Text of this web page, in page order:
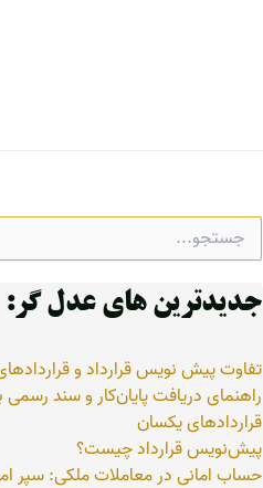
جستجو
برای:
جدیدترین های عدل گر:
تفاوت پیش نویس قرارداد و
راهنمای دریافت پایان‌کار و سند
قراردادهای یکسان
پیش‌نویس قرارداد چیست؟
حساب امانی در معاملات ملکی: سپر